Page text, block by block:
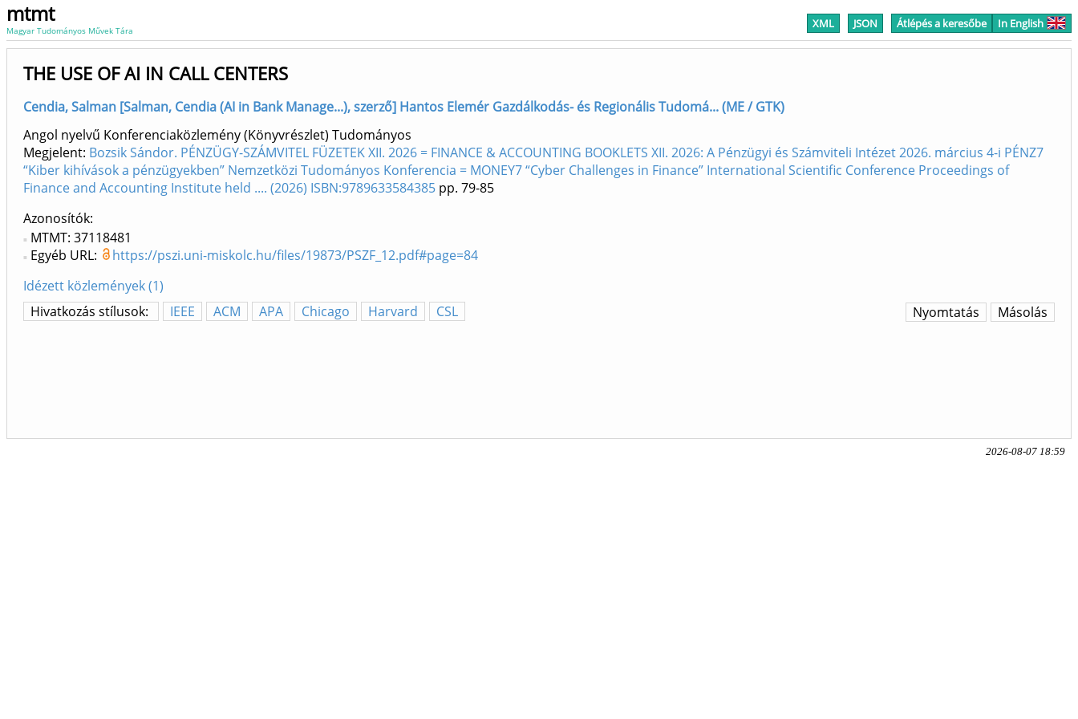
mtmt
Magyar Tudományos Művek Tára XML JSON Átlépés a keresőbe In English
THE USE OF AI IN CALL CENTERS
Cendia, Salman [Salman, Cendia (AI in Bank Manage...), szerző] Hantos Elemér Gazdálkodás- és Regionális Tudomá... (ME / GTK)
Angol nyelvű Konferenciaközlemény (Könyvrészlet) Tudományos
Megjelent: Bozsik Sándor. PÉNZÜGY-SZÁMVITEL FÜZETEK XII. 2026 = FINANCE & ACCOUNTING BOOKLETS XII. 2026: A Pénzügyi és Számviteli Intézet 2026. március 4-i PÉNZ7
“Kiber kihívások a pénzügyekben” Nemzetközi Tudományos Konferencia = MONEY7 “Cyber Challenges in Finance” International Scientific Conference Proceedings of
Finance and Accounting Institute held .... (2026) ISBN:9789633584385 pp. 79-85
Azonosítók
MTMT: 37118481
Egyéb URL:
https://pszi.uni-miskolc.hu/files/19873/PSZF_12.pdf#page=84
Idézett közlemények (1)
Hivatkozás stílusok:
IEEE ACM APA Chicago Harvard CSL Másolás
Nyomtatás
2026-08-07 18:59